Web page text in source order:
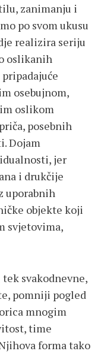
zanimanju i
po svom ukusu
realizira seriju
oslikanih
osebujnom,
oslikom
posebnih
Dojam
jer
i drukčije
uporabnih
objekte koji
svjetovima,
svakodnevne,
pomniji pogled
mnogim
time
forma tako